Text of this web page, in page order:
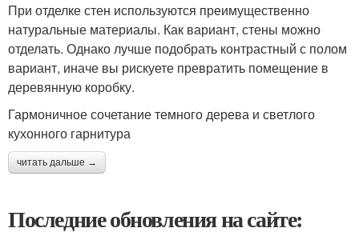
При отделке стен используются преимущественно
натуральные материалы. Как вариант, стены можно
отделать. Однако лучше подобрать контрастный с полом
вариант, иначе вы рискуете превратить помещение в
деревянную коробку.
Гармоничное сочетание темного дерева и светлого
кухонного гарнитура
читать дальше →
Последние обновления на сайте: